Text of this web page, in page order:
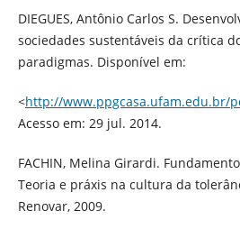
DIEGUES, Antônio Carlos S.
sociedades sustentáveis da crítica
paradigmas. Disponível em:
<http://www.ppgcasa.ufam.edu.br/
Acesso em: 29 jul. 2014.
FACHIN, Melina Girardi.
Teoria e práxis na cultura da
Renovar, 2009.